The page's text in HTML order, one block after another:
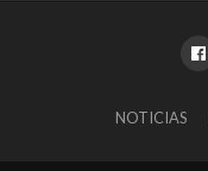
NOTICIAS